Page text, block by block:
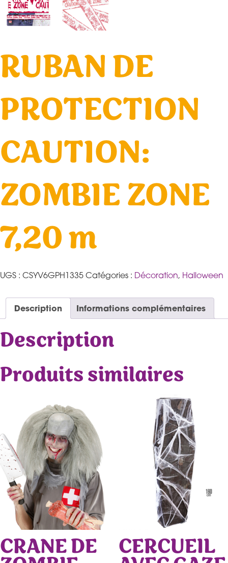
RUBAN DE
PROTECTION
CAUTION:
ZOMBIE ZONE
7,20 m
UGS : CSYV6GPH1335 Catégories : Décoration, Halloween
Description Informations complémentaires
Description
Produits similaires
CRANE DE CERCUEIL